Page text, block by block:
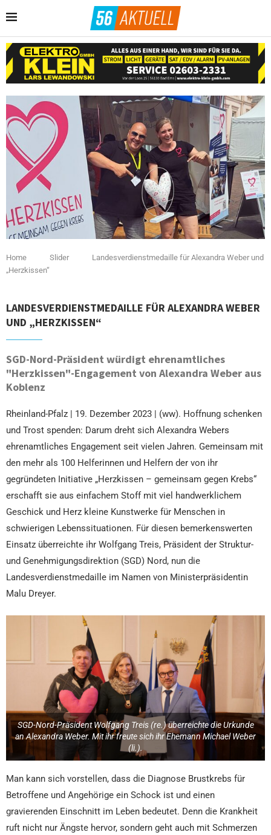
Home Slider
Landesverdienstmedaille für Alexandra Weber und
„Herzkissen“
LANDESVERDIENSTMEDAILLE FÜR ALEXANDRA WEBER
UND „HERZKISSEN“
SGD-Nord-Präsident würdigt ehrenamtliches
"Herzkissen"-Engagement von Alexandra Weber aus
Koblenz
Rheinland-Pfalz | 19. Dezember 2023 | (ww). Hoffnung schenken
und Trost spenden: Darum dreht sich Alexandra Webers
ehrenamtliches Engagement seit vielen Jahren. Gemeinsam mit
den mehr als 100 Helferinnen und Helfern der von ihr
gegründeten Initiative „Herzkissen – gemeinsam gegen Krebs“
erschafft sie aus einfachem Stoff mit viel handwerklichem
Geschick und Herz kleine Kunstwerke für Menschen in
schwierigen Lebenssituationen. Für diesen bemerkenswerten
Einsatz überreichte ihr Wolfgang Treis, Präsident der Struktur-
und Genehmigungsdirektion (SGD) Nord, nun die
Landesverdienstmedaille im Namen von Ministerpräsidentin
Malu Dreyer.
SGD-Nord-Präsident Wolfgang Treis (re.) überreichte die Urkunde
an Alexandra Weber. Mit ihr freute sich ihr Ehemann Michael Weber
(li.).
Man kann sich vorstellen, dass die Diagnose Brustkrebs für
Betroffene und Angehörige ein Schock ist und einen
gravierenden Einschnitt im Leben bedeutet. Denn die Krankheit
ruft nicht nur Ängste hervor, sondern geht auch mit Schmerzen